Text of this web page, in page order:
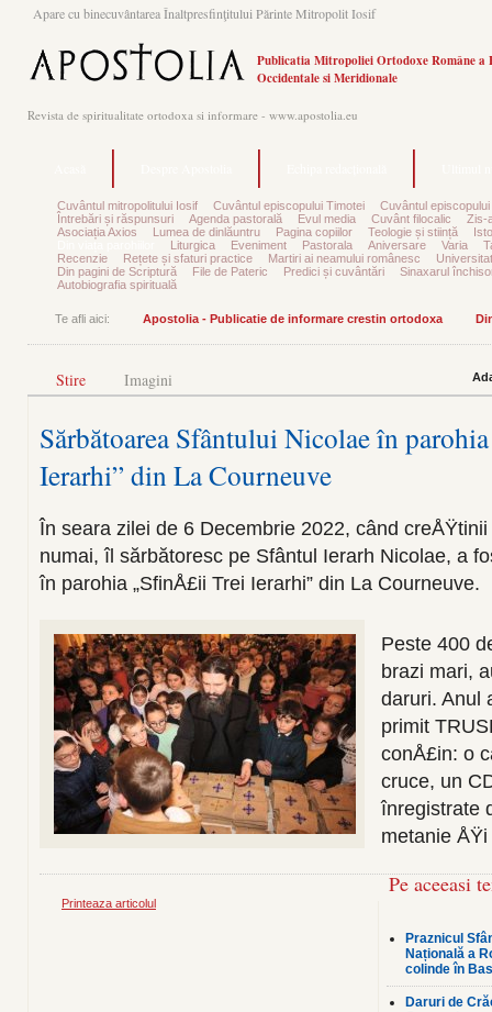
Apare cu binecuvântarea Înaltpresfinţitului Părinte Mitropolit Iosif
Publicatia Mitropoliei Ortodoxe Române a
Occidentale si Meridionale
Revista de spiritualitate ortodoxa si informare - www.apostolia.eu
Cuvântul mitropolitului Iosif Cuvântul episcopului Timotei
Cuvântul episcopului
Întrebări și răspunsuri
Agenda pastorală Evul media Cuvânt filocalic
Zis-
Asociația Axios
Lumea de dinlăuntru Pagina copiilor Teologie și stiință
Liturgica Eveniment Pastorala Aniversare Varia
Recenzie
Rețete și sfaturi practice Martiri ai neamului românesc
Din pagini de Scriptură
File de Pateric Predici și cuvântări
Sinaxarul
Autobiografia spirituală
Te afli aici: Apostolia - Publicatie de informare crestin ortodoxa
Stire Imagini
Sărbătoarea Sfântului Nicolae în
Ierarhi” din La Courneuve
În seara zilei de 6 Decembrie 2022, când
numai, îl sărbătoresc pe Sfântul Ierarh Nicolae, a
în parohia „SfinÅ£ii Trei Ierarhi” din La Courneuve.
Pe aceeasi
Praznicul
Națională a
colinde în
Daruri de
Peste 400
brazi mari,
daruri. Anul
primit
conÅ£in: o
cruce, un
înregistrate
metanie
Printeaza articolul